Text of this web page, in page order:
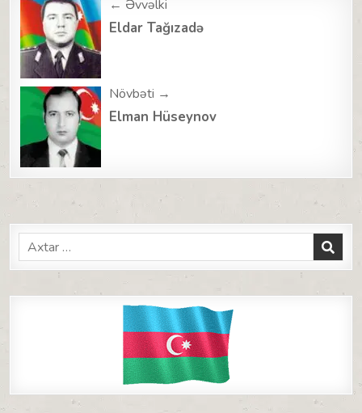
Post
navigation
← Əvvəlki
Eldar Tağızadə
Növbəti →
Elman Hüseynov
Search
for: